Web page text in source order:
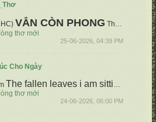
VẪN CÒN PHONG Thơ: TiCa NXH
thơ mới
25-06-2026, 04:39 PM
Cho Ngày
The fallen leaves i am sitting The
thơ mới
24-06-2026, 06:00 PM